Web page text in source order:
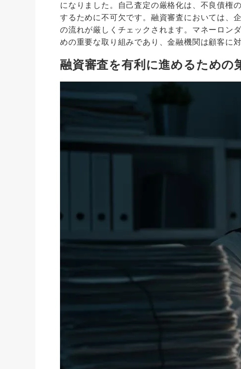
になりました。自己査定の厳格化は、不良債権
するために不可欠です。融資審査においては、
の流れが厳しくチェックされます。マネーロン
めの重要な取り組みであり、金融機関は顧客に
融資審査を有利に進めるための